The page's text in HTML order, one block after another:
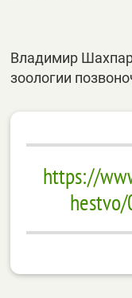
Владимир
зоологии
https://